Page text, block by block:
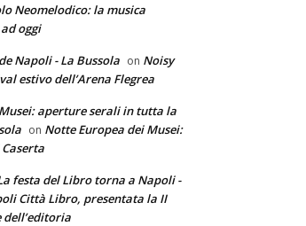
Neomelodico: la musica
oggi
Napoli - La Bussola on Noisy
estivo dell’Arena Flegrea
aperture serali in tutta la
on Notte Europea dei Musei:
festa del Libro torna a Napoli -
Città Libro, presentata la II
dell’editoria